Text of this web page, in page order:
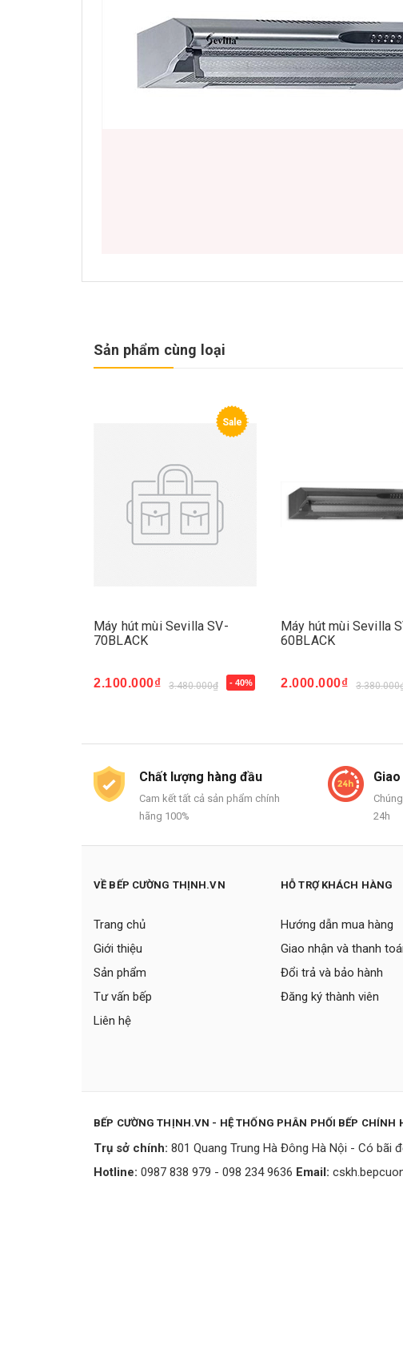
Sản phẩm cùng loại
Sale
Máy hút mùi Sevilla SV-
70BLACK
2.100.000₫ 3.480.000₫ - 40%
Mua ngay
Máy hút mùi Sevilla
60BLACK
2.000.000₫
Mua ngay
Chất lượng hàng đầu
Cam kết tất cả sản phẩm chính
hãng 100%
24h
VỀ BẾP CƯỜNG THỊNH.VN
Trang chủ
Giới thiệu
Sản phẩm
Tư vấn bếp
Liên hệ
HỖ TRỢ KHÁCH HÀNG
Hướng dẫn mua hàng
Giao nhận và thanh
Đổi trả và bảo hành
Đăng ký thành viên
BẾP CƯỜNG THỊNH.VN - HỆ THỐNG PHÂN PHỐI BẾP CHÍNH
Trụ sở chính: 801 Quang Trung Hà Đông Hà Nội - Có bãi
Hotline: 0987 838 979 - 098 234 9636 Email: